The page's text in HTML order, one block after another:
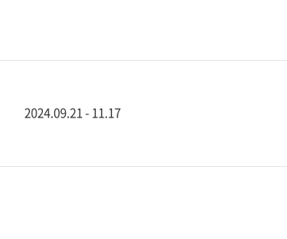
2024.09.21 - 11.17